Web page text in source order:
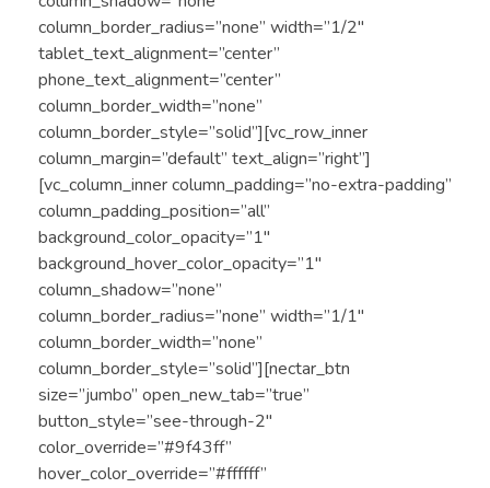
column_border_radius=”none” width=”1/2″
tablet_text_alignment=”center”
phone_text_alignment=”center”
column_border_width=”none”
column_border_style=”solid”][vc_row_inner
column_margin=”default” text_align=”right”]
[vc_column_inner column_padding=”no-extra-padding”
column_padding_position=”all”
background_color_opacity=”1″
background_hover_color_opacity=”1″
column_shadow=”none”
column_border_radius=”none” width=”1/1″
column_border_width=”none”
column_border_style=”solid”][nectar_btn
size=”jumbo” open_new_tab=”true”
button_style=”see-through-2″
color_override=”#9f43ff”
hover_color_override=”#ffffff”